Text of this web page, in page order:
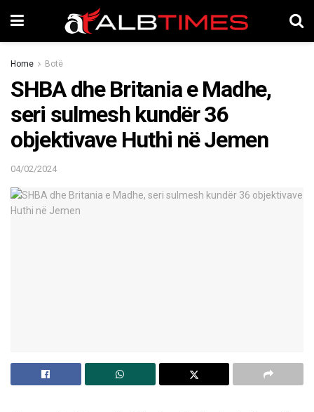
Home Botë
SHBA dhe Britania e Madhe,
seri sulmesh kundër 36
objektivave Huthi në Jemen
04/02/2024